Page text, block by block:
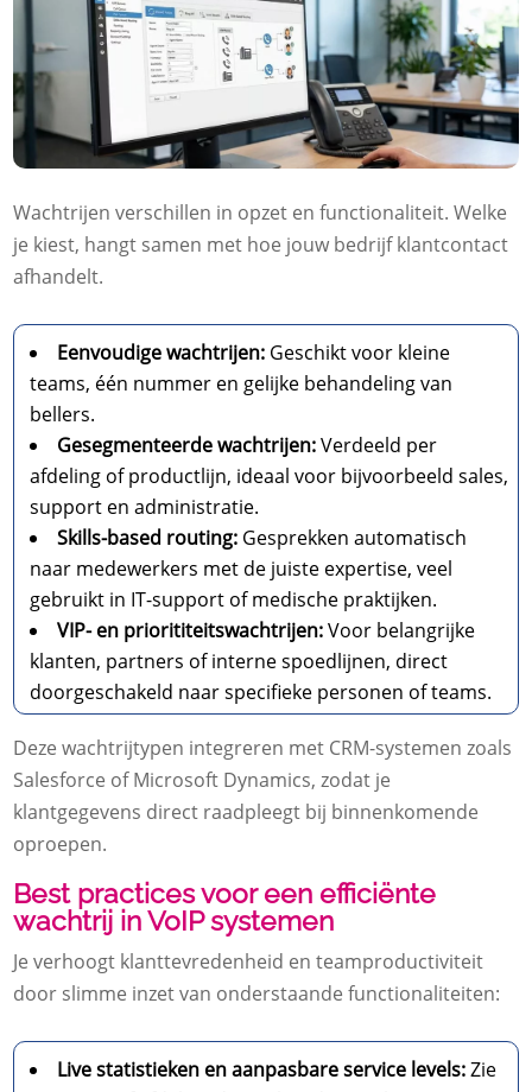
Wachtrijen verschillen in opzet en functionaliteit. Welke
je kiest, hangt samen met hoe jouw bedrijf klantcontact
afhandelt.
Eenvoudige wachtrijen: Geschikt voor kleine
teams, één nummer en gelijke behandeling van
bellers.
Gesegmenteerde wachtrijen:Verdeeld per
afdeling of productlijn, ideaal voor bijvoorbeeld sales,
support en administratie.
Skills-based routing: Gesprekken automatisch
naar medewerkers met de juiste expertise, veel
gebruikt in IT-support of medische praktijken.
VIP- en priorititeitswachtrijen:Voor belangrijke
klanten, partners of interne spoedlijnen, direct
doorgeschakeld naar specifieke personen of teams.
Deze wachtrijtypen integreren met CRM-systemen zoals
Salesforce of Microsoft Dynamics, zodat je
klantgegevens direct raadpleegt bij binnenkomende
oproepen.
Best practices voor een efficiënte
wachtrij in VoIP systemen
Je verhoogt klanttevredenheid en teamproductiviteit
door slimme inzet van onderstaande functionaliteiten:
Live statistieken en aanpasbare service levels:Zie